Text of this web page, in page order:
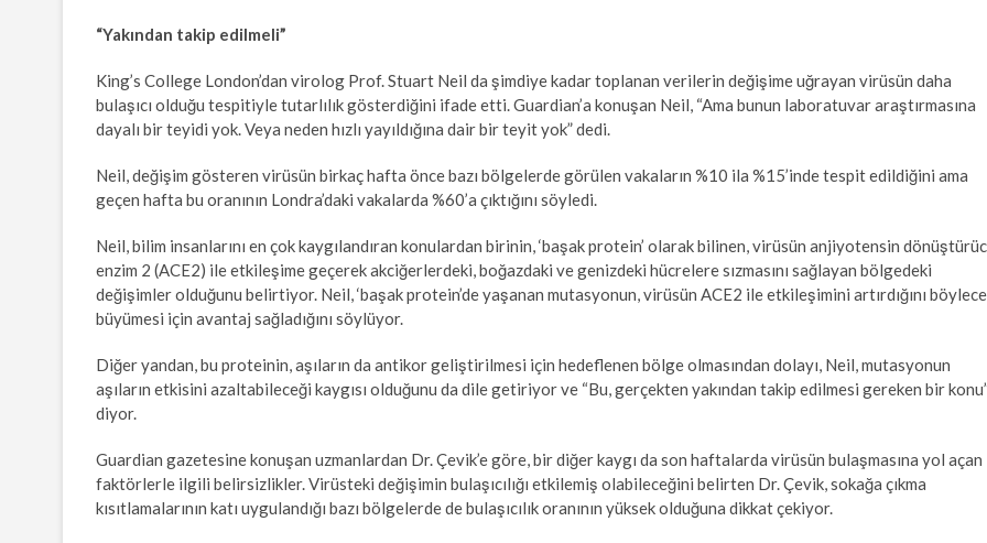
“Yakından takip edilmeli”
King’s College London’dan virolog Prof. Stuart Neil da şimdiye kadar toplanan verilerin değişime uğrayan virüsün daha
bulaşıcı olduğu tespitiyle tutarlılık gösterdiğini ifade etti. Guardian’a konuşan Neil, “Ama bunun laboratuvar araştırmasına
dayalı bir teyidi yok. Veya neden hızlı yayıldığına dair bir teyit yok” dedi.
Neil, değişim gösteren virüsün birkaç hafta önce bazı bölgelerde görülen vakaların %10 ila %15’inde tespit edildiğini ama
geçen hafta bu oranının Londra’daki vakalarda %60’a çıktığını söyledi.
Neil, bilim insanlarını en çok kaygılandıran konulardan birinin, ‘başak protein’ olarak bilinen, virüsün anjiyotensin
enzim 2 (ACE2) ile etkileşime geçerek akciğerlerdeki, boğazdaki ve genizdeki hücrelere sızmasını sağlayan bölgedeki
değişimler olduğunu belirtiyor. Neil, ‘başak protein’de yaşanan mutasyonun, virüsün ACE2 ile etkileşimini artırdığını böylece
büyümesi için avantaj sağladığını söylüyor.
Diğer yandan, bu proteinin, aşıların da antikor geliştirilmesi için hedeflenen bölge olmasından dolayı, Neil, mutasyonun
aşıların etkisini azaltabileceği kaygısı olduğunu da dile getiriyor ve “Bu, gerçekten yakından takip edilmesi gereken bir
diyor.
Guardian gazetesine konuşan uzmanlardan Dr. Çevik’e göre, bir diğer kaygı da son haftalarda virüsün bulaşmasına yol açan
faktörlerle ilgili belirsizlikler. Virüsteki değişimin bulaşıcılığı etkilemiş olabileceğini belirten Dr. Çevik, sokağa çıkma
kısıtlamalarının katı uygulandığı bazı bölgelerde de bulaşıcılık oranının yüksek olduğuna dikkat çekiyor.